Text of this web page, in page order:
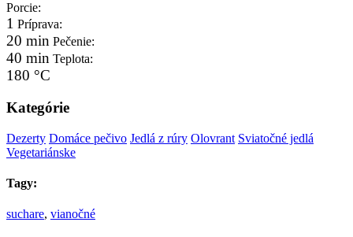
Porcie:
1 Príprava:
20 min Pečenie:
40 min Teplota:
180 °C
Kategórie
Dezerty Domáce pečivo Jedlá z rúry Olovrant Sviatočné jedlá
Vegetariánske
Tagy:
suchare, vianočné